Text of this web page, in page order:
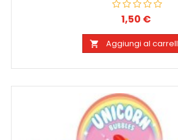
Prezzo
1,50 €
 Aggiungi al